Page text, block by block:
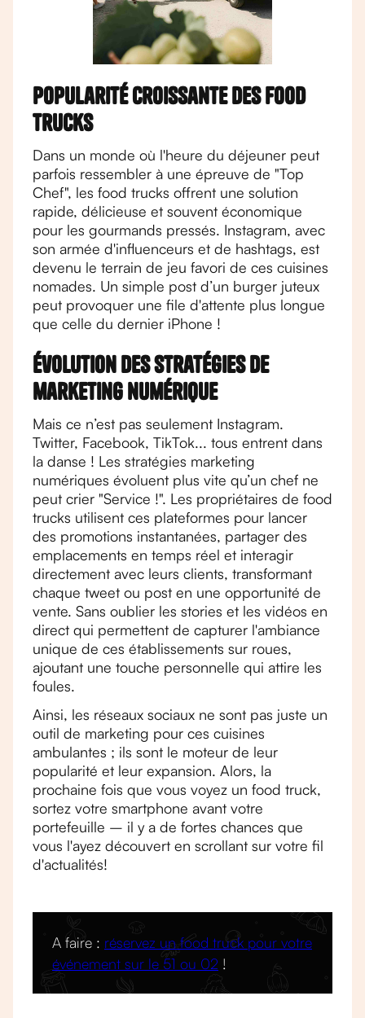
Popularité croissante des food
trucks
Dans un monde où l'heure du déjeuner peut
parfois ressembler à une épreuve de "Top
Chef", les food trucks offrent une solution
rapide, délicieuse et souvent économique
pour les gourmands pressés. Instagram, avec
son armée d'influenceurs et de hashtags, est
devenu le terrain de jeu favori de ces cuisines
nomades. Un simple post d’un burger juteux
peut provoquer une file d'attente plus longue
que celle du dernier iPhone !
Évolution des stratégies de
marketing numérique
Mais ce n’est pas seulement Instagram.
Twitter, Facebook, TikTok... tous entrent dans
la danse ! Les stratégies marketing
numériques évoluent plus vite qu’un chef ne
peut crier "Service !". Les propriétaires de food
trucks utilisent ces plateformes pour lancer
des promotions instantanées, partager des
emplacements en temps réel et interagir
directement avec leurs clients, transformant
chaque tweet ou post en une opportunité de
vente. Sans oublier les stories et les vidéos en
direct qui permettent de capturer l'ambiance
unique de ces établissements sur roues,
ajoutant une touche personnelle qui attire les
foules.
Ainsi, les réseaux sociaux ne sont pas juste un
outil de marketing pour ces cuisines
ambulantes ; ils sont le moteur de leur
popularité et leur expansion. Alors, la
prochaine fois que vous voyez un food truck,
sortez votre smartphone avant votre
portefeuille – il y a de fortes chances que
vous l'ayez découvert en scrollant sur votre fil
d'actualités!
A faire : réservez un food truck pour votre
événement sur le 51 ou 02 !